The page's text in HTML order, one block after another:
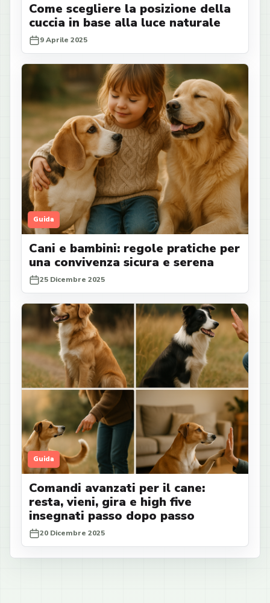
Come scegliere la posizione della
cuccia in base alla luce naturale
9 Aprile 2025
Guida
Cani e bambini: regole pratiche per
una convivenza sicura e serena
25 Dicembre 2025
Guida
Comandi avanzati per il cane:
resta, vieni, gira e high five
insegnati passo dopo passo
20 Dicembre 2025